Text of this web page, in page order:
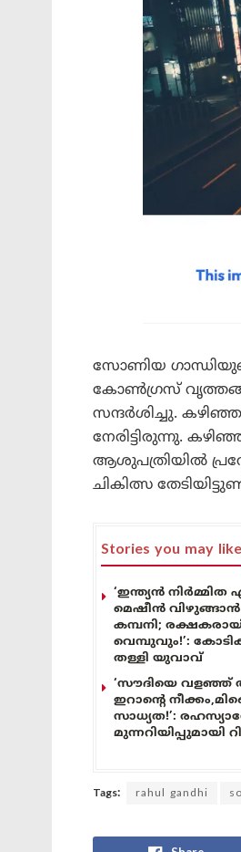
സോണിയ
കോൺഗ്രസ്
സന്ദർശിച്ചു.
നേരിട്ടിരുന്നു.
ആശുപത്രിയിൽ
ചികിത്സ
Stories you may like
‘ഇന്ത്യൻ
മെഷീൻ
കമ്പനി;
വെമ്പുവും!’:
തള്ളി യുവാവ്
‘സൗദിയെ വളഞ്ഞ്
ഇറാന്റെ
സാധ്യത!’:
മുന്നറിയിപ്പുമായി
Tags: rahul gandhi